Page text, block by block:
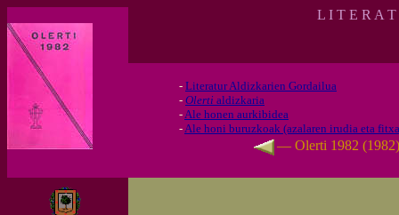
L I T E R A
- Literatur Aldizkarien Gordailua
- Olerti aldizkaria
-Ale honen aurkibidea
-Ale honi buruzkoak (azalaren irudia eta
— Olerti 1982